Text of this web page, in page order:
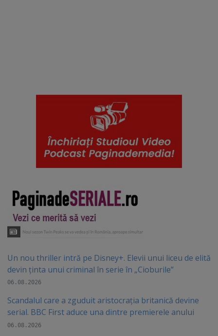
Un nou thriller intră pe Disney+. Elevii unui liceu de elită
devin ținta unui criminal în serie în „Cioburile”
06.08.2026
Scandalul care a zguduit aristocrația britanică devine
serial. BBC First aduce una dintre premierele anului
06.08.2026